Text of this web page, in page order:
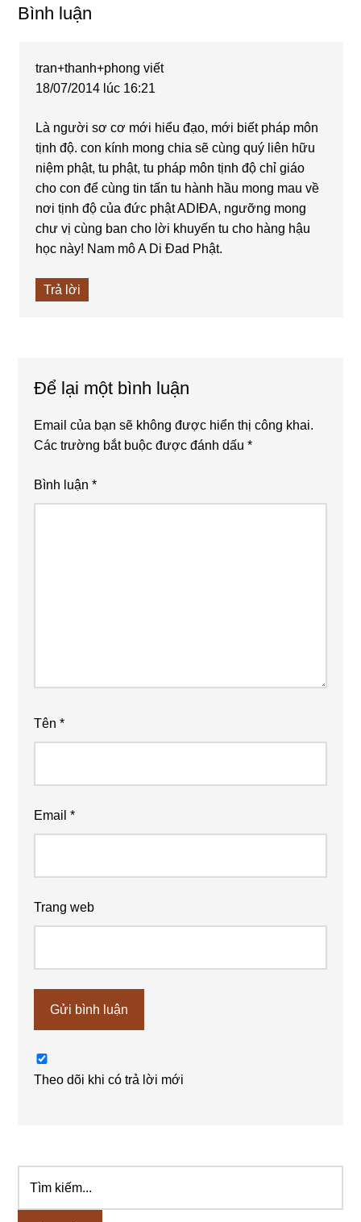
Reader
Bình luận
tran+thanh+phong viết
18/07/2014 lúc 16:21
Là người sơ cơ mới hiểu đạo, mới biết pháp môn
tịnh độ. con kính mong chia sẽ cùng quý liên hữu
niệm phật, tu phật, tu pháp môn tịnh độ chỉ giáo
cho con để cùng tin tấn tu hành hầu mong mau về
nơi tịnh độ của đức phật ADIĐA, ngưỡng mong
chư vị cùng ban cho lời khuyến tu cho hàng hậu
học này! Nam mô A Di Đad Phật.
Trả lời
Để lại một bình luận
Email của bạn sẽ không được hiển thị công khai.
Các trường bắt buộc được đánh dấu*
Bình luận*
Tên*
Email*
Trang web
Theo dõi khi có trả lời mới
Sidebar
chính
kiếm...